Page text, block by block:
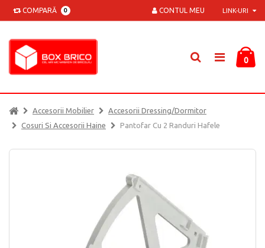
COMPARĂ 0 LINK-URI
CONTUL MEU
0
Accesorii Mobilier
Accesorii Dressing/dormitor
Cosuri Si Accesorii Haine
Pantofar Cu 2 Randuri Hafele